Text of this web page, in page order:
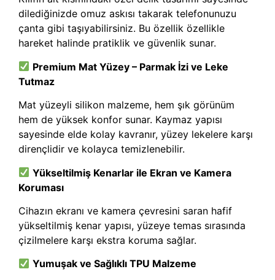
dilediğinizde omuz askısı takarak telefonunuzu
çanta gibi taşıyabilirsiniz. Bu özellik özellikle
hareket halinde pratiklik ve güvenlik sunar.
Premium Mat Yüzey – Parmak İzi ve Leke
Tutmaz
Mat yüzeyli silikon malzeme, hem şık görünüm
hem de yüksek konfor sunar. Kaymaz yapısı
sayesinde elde kolay kavranır, yüzey lekelere karşı
dirençlidir ve kolayca temizlenebilir.
Yükseltilmiş Kenarlar ile Ekran ve Kamera
Koruması
Cihazın ekranı ve kamera çevresini saran hafif
yükseltilmiş kenar yapısı, yüzeye temas sırasında
çizilmelere karşı ekstra koruma sağlar.
Yumuşak ve Sağlıklı TPU Malzeme